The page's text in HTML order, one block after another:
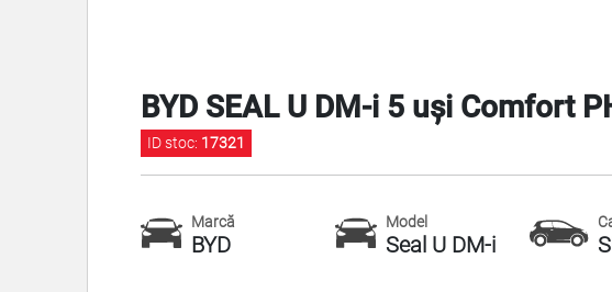
BYD SEAL U DM-i 5 uși Comfort
ID stoc: 17321
Marcă
BYD
Model
Seal U DM-i